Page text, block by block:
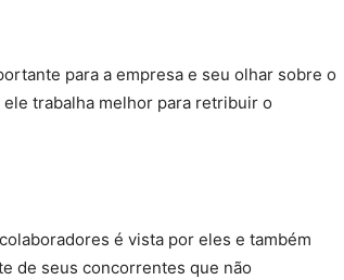
para a empresa e seu olhar sobre o
trabalha melhor para retribuir o
é vista por eles e também
de seus concorrentes que não